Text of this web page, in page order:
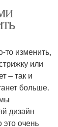
то изменить,
или
– так и
больше.
дизайн
это очень